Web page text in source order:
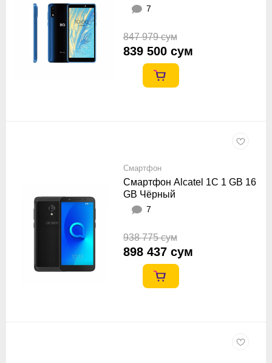
7
847 979 сум
839 500 сум
Смартфон
Смартфон Alcatel 1C 1 GB 16
GB Чёрный
7
938 775 сум
898 437 сум